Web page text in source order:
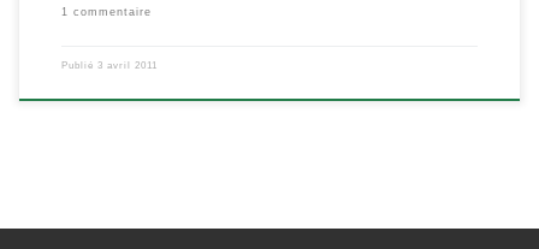
1 commentaire
Publié 3 avril 2011